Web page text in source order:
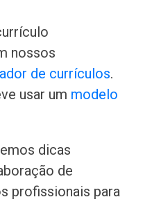
nossos
de currículos.
usar um modelo
dicas
de
profissionais para